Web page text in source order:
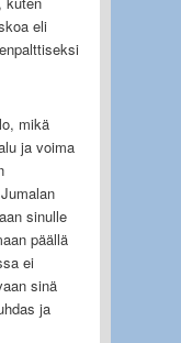
eli
mikä
ja voima
sinulle
päällä
ei
sinä
ja